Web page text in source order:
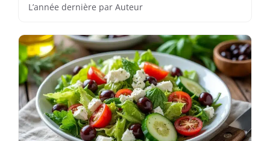
L’année dernière par Auteur